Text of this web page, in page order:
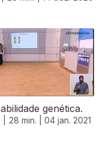
genética.
28 min. | 04 jan. 2021